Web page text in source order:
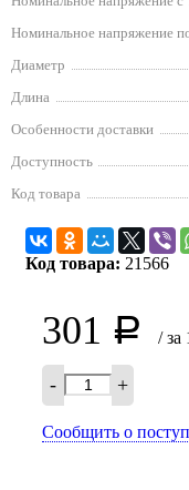
Номинальное напряжение
Диаметр
Длина
Особенности доставки
Доступность
Код товара
Код товара: 21566
301 Р / за
- +
Сообщить о